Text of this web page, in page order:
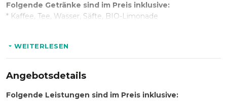
Folgende Getränke sind im Preis inklusive:
* Kaffee, Tee, Wasser, Säfte, BIO-Limonade
WEITERLESEN
Angebotsdetails
Folgende Leistungen sind im Preis inklusive: